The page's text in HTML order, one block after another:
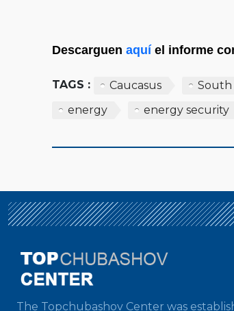
Descarguen aquíel informe
TAGS : Caucasus South
energy
energy security
The Topchubashov Center was